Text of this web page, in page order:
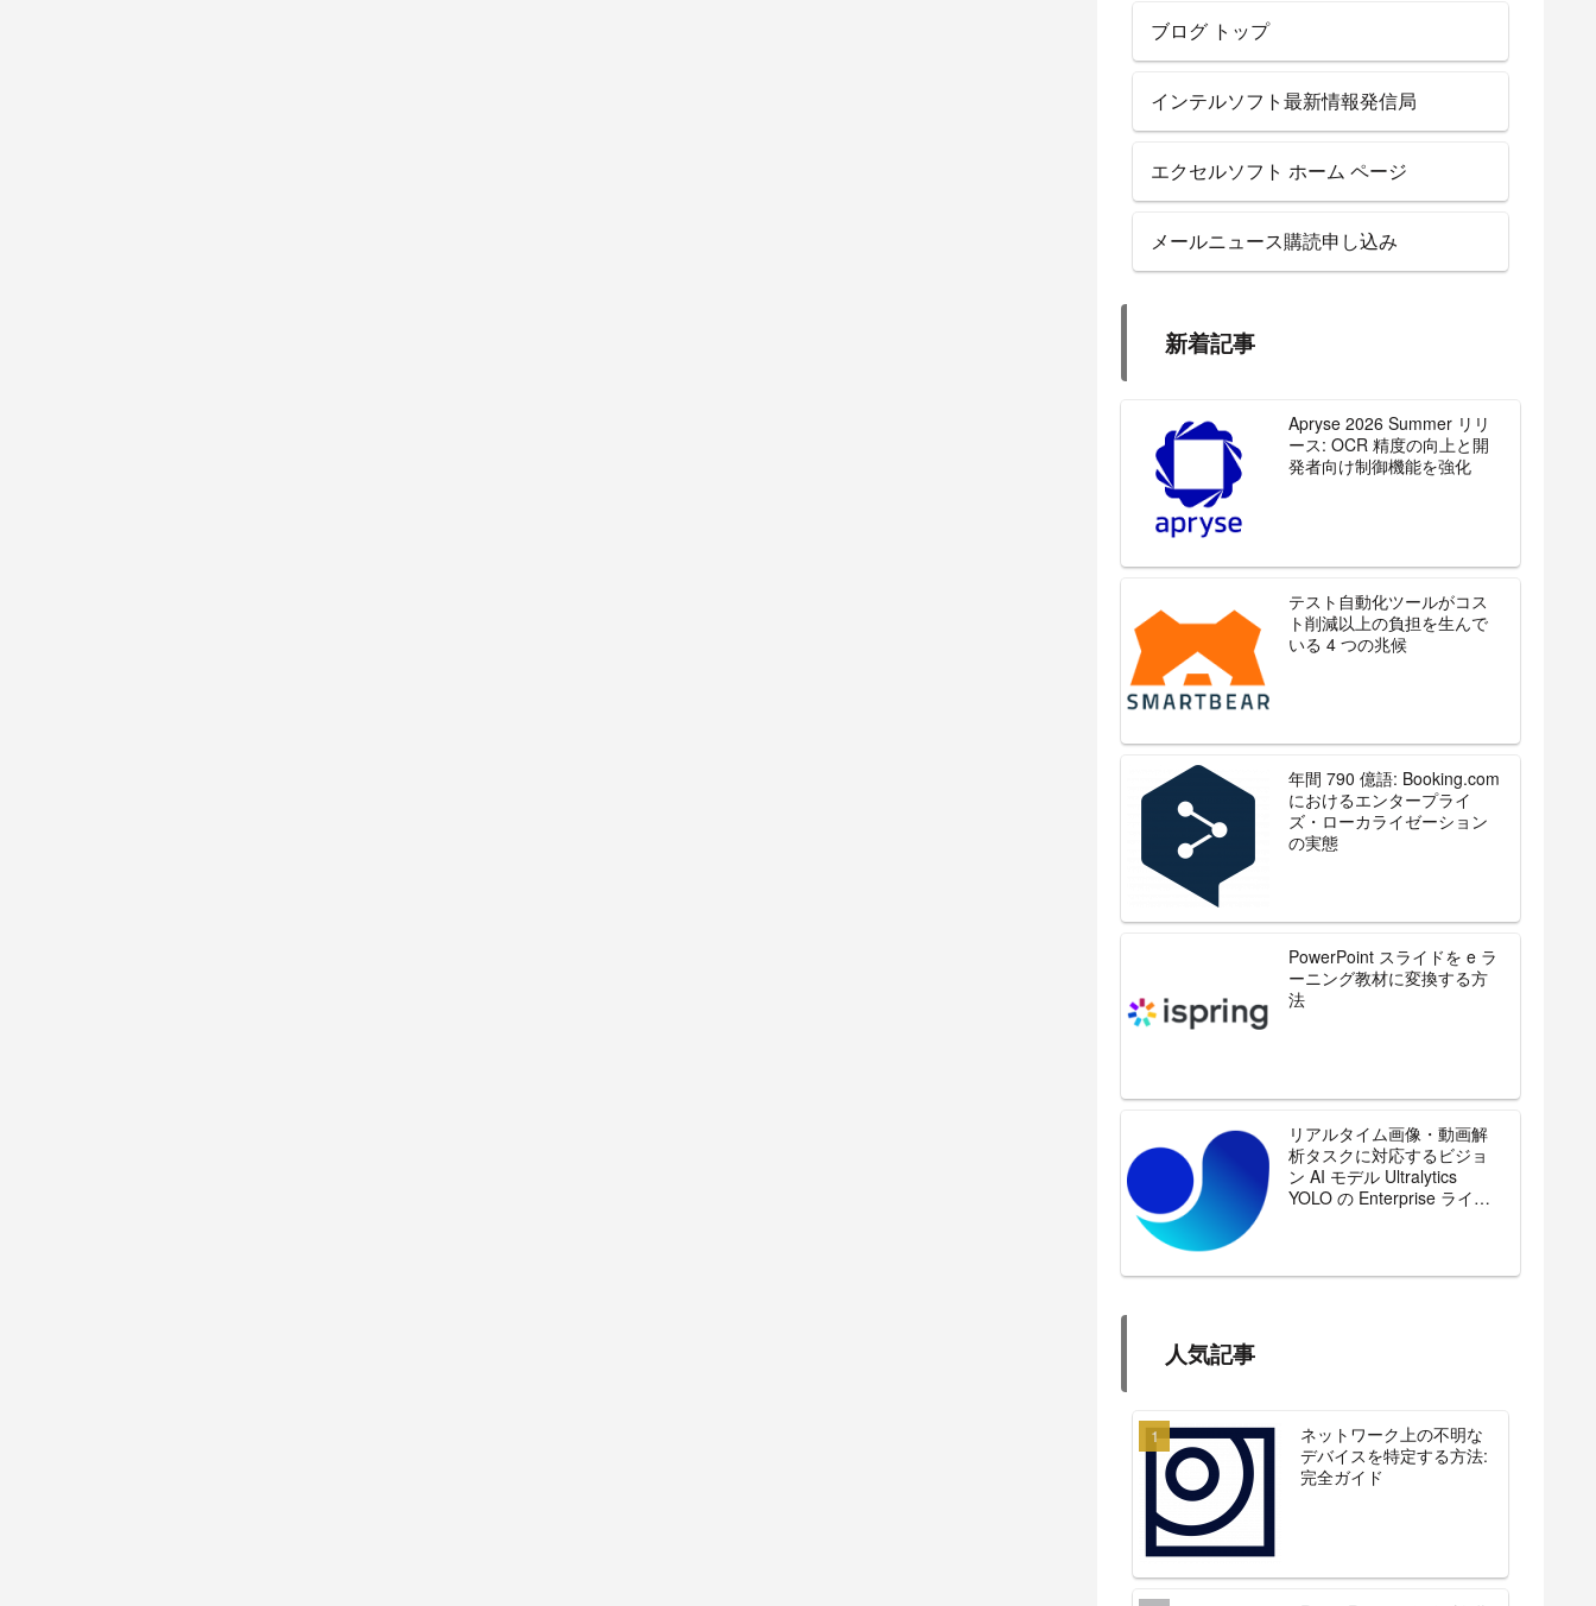
ブログ トップ
インテルソフト最新情報発信局
エクセルソフト ホーム ページ
メールニュース購読申し込み
新着記事
Apryse 2026 Summer リリ
ース: OCR 精度の向上と開
発者向け制御機能を強化
テスト自動化ツールがコス
ト削減以上の負担を生んで
いる 4 つの兆候
年間 790 億語: Booking.com
におけるエンタープライ
ズ・ローカライゼーション
の実態
PowerPoint スライドを e ラ
ーニング教材に変換する方
法
リアルタイム画像・動画解
析タスクに対応するビジョ
ン AI モデル Ultralytics
YOLO の Enterprise ライセ
人気記事
ネットワーク上の不明な
デバイスを特定する方法:
完全ガイド